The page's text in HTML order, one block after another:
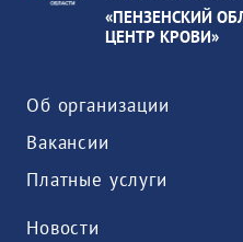
«ПЕНЗЕНСКИЙ
ЦЕНТР КРОВИ»
Об организации
Вакансии
Платные услуги
Новости